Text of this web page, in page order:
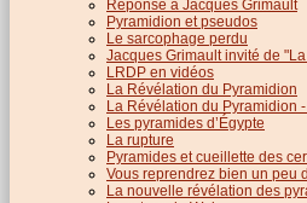
Réponse à Jacques Grimault
Pyramidion et pseudos
Le sarcophage perdu
Jacques Grimault invité de
LRDP en vidéos
La Révélation du Pyramidion
La Révélation du Pyramidion
Les pyramides d’Égypte
La rupture
Pyramides et cueillette des
Vous reprendrez bien un peu
La nouvelle révélation des